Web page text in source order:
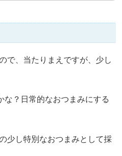
で、当たりまえですが、少し
な？日常的なおつまみにする
少し特別なおつまみとして採